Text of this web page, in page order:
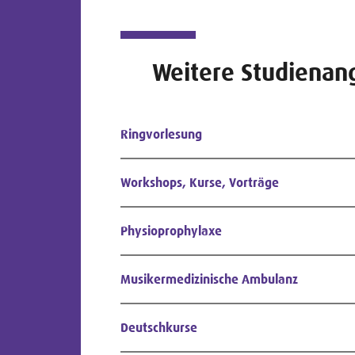
Weitere
Ringvorlesung
Workshops, Kurse, Vorträge
Physioprophylaxe
Musikermedizinische Ambulanz
Deutschkurse